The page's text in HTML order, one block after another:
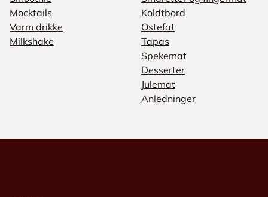
Mocktails
Varm drikke
Milkshake
Koldtbord
Ostefat
Tapas
Spekemat
Desserter
Julemat
Anledninger